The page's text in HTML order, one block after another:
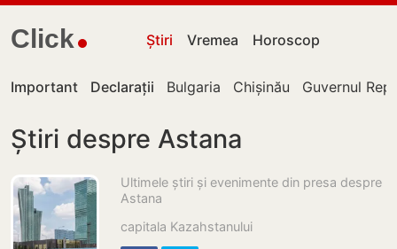
Click Știri Vremea Horoscop
Important Declarații Bulgaria Chișinău Guvernul
Știri despre Astana
Ultimele știri și evenimente din presa despre
Astana
capitala Kazahstanului